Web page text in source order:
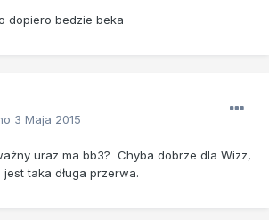
dopiero bedzie beka
3 Maja 2015
uraz ma bb3? Chyba dobrze dla Wizz,
taka długa przerwa.